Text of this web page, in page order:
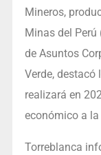
Mineros,
Minas del
de Asuntos
Verde,
realizará en
económico a
Torreblanca